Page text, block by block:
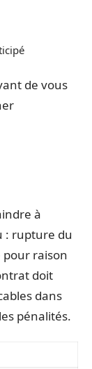
de vous
à
: rupture du
raison
doit
dans
pénalités.